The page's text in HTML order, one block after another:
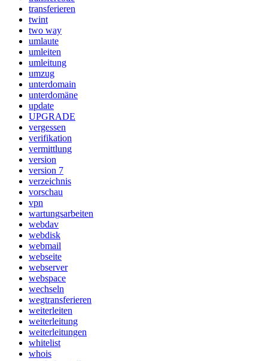
transferieren
twint
two way
umlaute
umleiten
umleitung
umzug
unterdomain
unterdomäne
update
UPGRADE
vergessen
verifikation
vermittlung
version
version 7
verzeichnis
vorschau
vpn
wartungsarbeiten
webdav
webdisk
webmail
webseite
webserver
webspace
wechseln
wegtransferieren
weiterleiten
weiterleitung
weiterleitungen
whitelist
whois